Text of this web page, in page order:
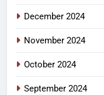
December 2024
November 2024
October 2024
September 2024